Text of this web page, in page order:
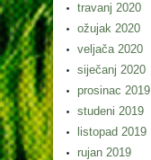
travanj 2020
ožujak 2020
veljača 2020
siječanj 2020
prosinac 2019
studeni 2019
listopad 2019
rujan 2019